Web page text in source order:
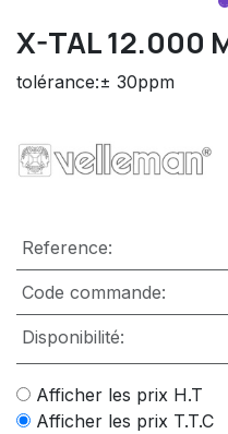
X-TAL 12.000
tolérance:± 30ppm
Reference:
Code commande:
Disponibilité:
Afficher les prix H.T
Afficher les prix T.T.C